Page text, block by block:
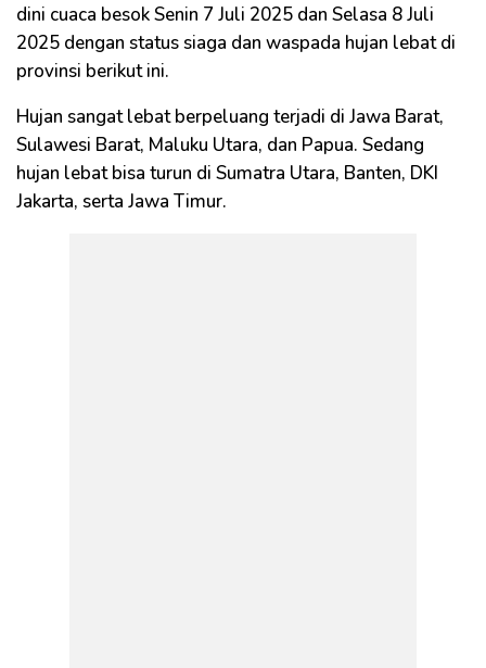
dini cuaca besok Senin 7 Juli 2025 dan Selasa 8 Juli
2025 dengan status siaga dan waspada hujan lebat di
provinsi berikut ini.
Hujan sangat lebat berpeluang terjadi di Jawa Barat,
Sulawesi Barat, Maluku Utara, dan Papua. Sedang
hujan lebat bisa turun di Sumatra Utara, Banten, DKI
Jakarta, serta Jawa Timur.